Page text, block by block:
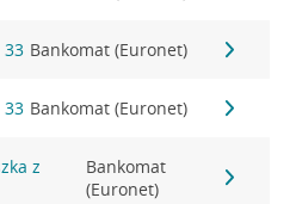
33 Bankomat (Euronet)
33 Bankomat (Euronet)
z
Bankomat
(Euronet)